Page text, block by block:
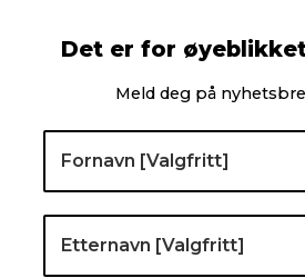
Det er for
Meld deg på